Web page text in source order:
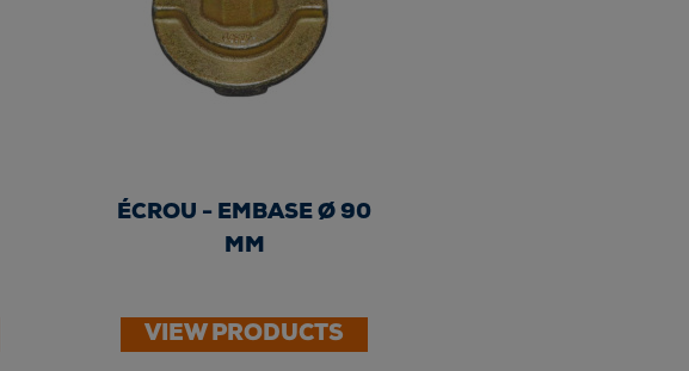
ÉCROU - EMBASE Ø 90
MM
VIEW PRODUCTS